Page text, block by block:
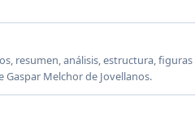
resumen, análisis, estructura,
Gaspar Melchor de Jovellanos.